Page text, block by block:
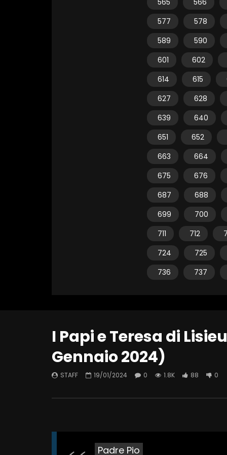
565
566
577
578
589
590
601
602
614
615
627
628
639
640
651
652
663
664
675
676
687
688
699
700
711
712
724
725
736
737
I Papi e Teresa di
Gennaio 2024)
STAFF 19/01/2024 0 1.8K 88 0
Padre Pio